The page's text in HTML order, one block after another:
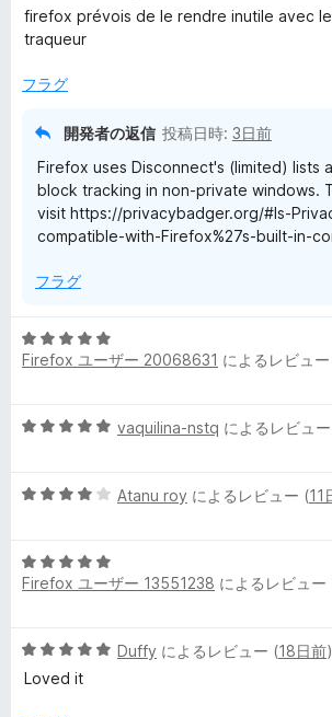
段
階
3
firefox prévois de le rendre inutile avec
traqueur
フラグ
開発者の返信 投稿日時: 3日前
Firefox uses Disconnect's (limited) lists
block tracking in non-private windows.
visit https://privacybadger.org/#Is-
compatible-with-Firefox%27s-built-in-
フラグ
5
段
5
価
Firefox ユーザー 20068631 によるレビュ
5
中
評
価
vaquilina-nstq によるレビュ
5
中
4
価
Atanu roy によるレビュー (11
5
段
5
の
Firefox ユーザー 13551238 によるレビュー
5
段
Duffy によるレビュー (18日前)
Loved it